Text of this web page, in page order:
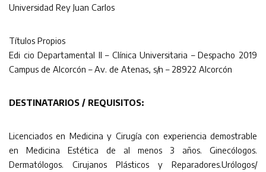
Universidad Rey Juan Carlos
Títulos Propios
Edi cio Departamental II – Clínica Universitaria – Despacho 2019
Campus de Alcorcón – Av. de Atenas, s/n – 28922 Alcorcón
DESTINATARIOS / REQUISITOS:
Licenciados en Medicina y Cirugía con experiencia demostrable
en Medicina Estética de al menos 3 años. Ginecólogos.
Dermatólogos. Cirujanos Plásticos y Reparadores.Urólogos/